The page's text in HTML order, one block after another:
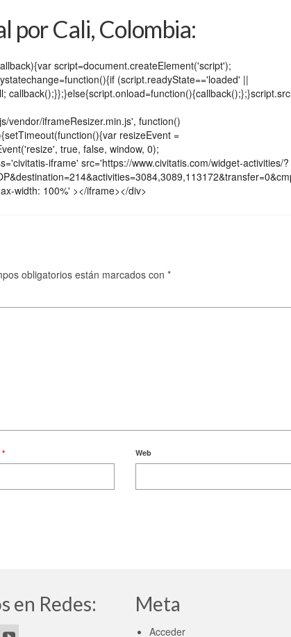
por Cali, Colombia:
script=document.createElement('script');
(script.readyState=='loaded' ||
vendor/iframeResizer.min.js', function()
resizeEvent =
true, false, window, 0);
iframe' src='https://www.civitatis.com/widget-activities/?
width: 100%' ></iframe></div>
obligatorios están marcados con *
* Web
en Redes: Meta
Acceder